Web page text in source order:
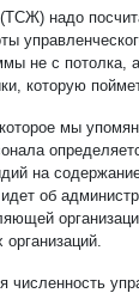
надо
не с потолка,
которую
мы
на
об
численность